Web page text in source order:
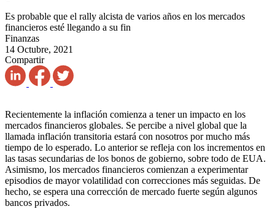
Es probable que el rally alcista de varios años en los mercados
financieros esté llegando a su fin
Finanzas
14 Octubre, 2021
Compartir
Recientemente la inflación comienza a tener un impacto en los
mercados financieros globales. Se percibe a nivel global que la
llamada inflación transitoria estará con nosotros por mucho más
tiempo de lo esperado. Lo anterior se refleja con los incrementos en
las tasas secundarias de los bonos de gobierno, sobre todo de EUA.
Asimismo, los mercados financieros comienzan a experimentar
episodios de mayor volatilidad con correcciones más seguidas. De
hecho, se espera una corrección de mercado fuerte según algunos
bancos privados.